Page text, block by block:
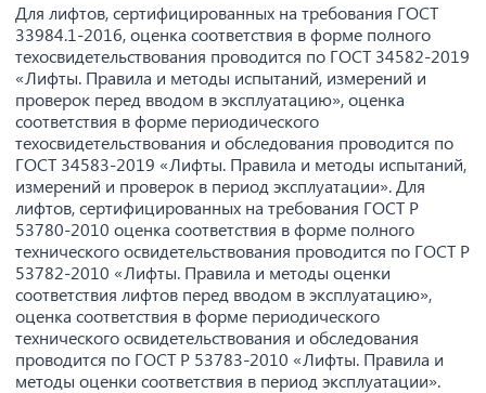
Для лифтов, сертифицированных на требования ГОСТ
33984.1-2016, оценка соответствия в форме полного
техосвидетельствования проводится по ГОСТ 34582-2019
«Лифты. Правила и методы испытаний, измерений и
проверок перед вводом в эксплуатацию», оценка
соответствия в форме периодического
техосвидетельствования и обследования проводится по
ГОСТ 34583-2019 «Лифты. Правила и методы испытаний,
измерений и проверок в период эксплуатации». Для
лифтов, сертифицированных на требования ГОСТ Р
53780-2010 оценка соответствия в форме полного
технического освидетельствования проводится по ГОСТ Р
53782-2010 «Лифты. Правила и методы оценки
соответствия лифтов перед вводом в эксплуатацию»,
оценка соответствия в форме периодического
технического освидетельствования и обследования
проводится по ГОСТ Р 53783-2010 «Лифты. Правила и
методы оценки соответствия в период эксплуатации».